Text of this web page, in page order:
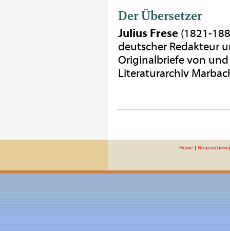
Der Übersetzer
Julius Frese (1821-
deutscher Redakteur
Originalbriefe von
Literaturarchiv
Home |